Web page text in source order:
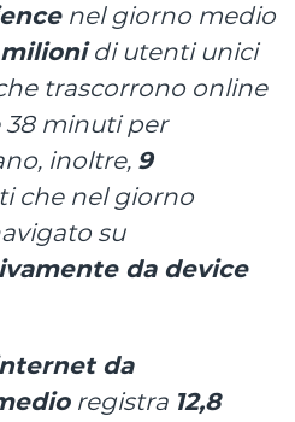
nel giorno medio
milionidi utenti unici
trascorrono online
38 minuti per
inoltre, 9
che nel giorno
su
da device
da
registra 12,8